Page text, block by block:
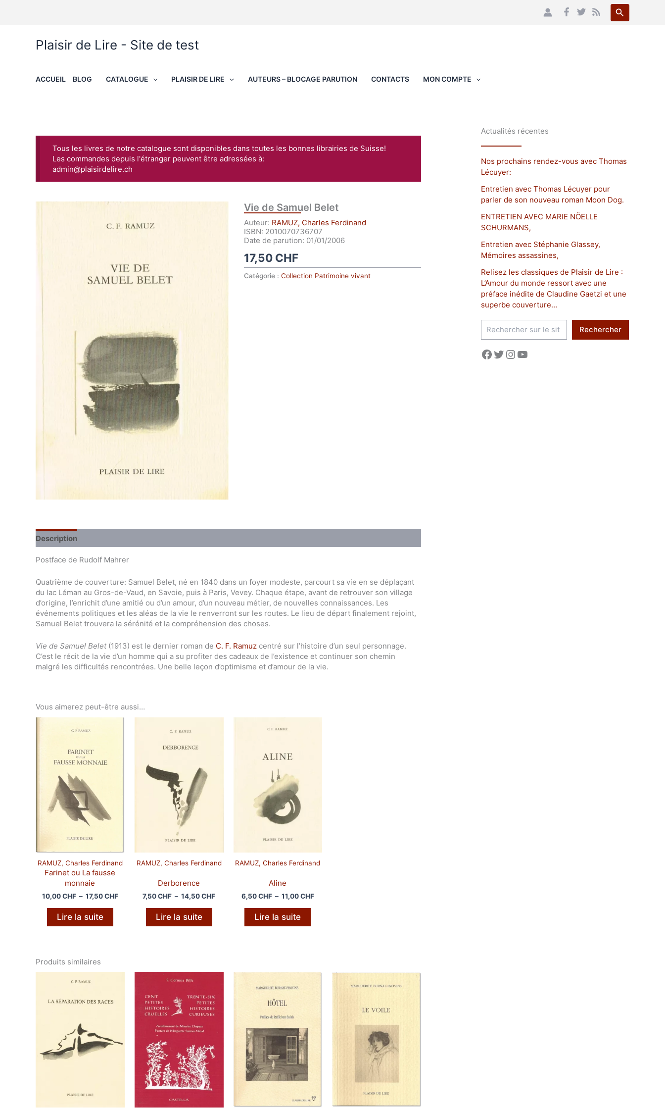
Plaisir de Lire - Site de test
ACCUEIL BLOG CATALOGUE PLAISIR DE LIRE AUTEURS – BLOCAGE PARUTION CONTACTS MON COMPTE
Tous les livres de notre catalogue sont disponibles dans toutes les bonnes librairies de Suisse!
Les commandes depuis l'étranger peuvent être adressées à:
admin@plaisirdelire.ch
Vie de Samuel Belet
Auteur: RAMUZ, Charles Ferdinand
ISBN: 2010070736707
Date de parution: 01/01/2006
17,50 CHF
Catégorie : Collection Patrimoine vivant
Description
Postface de Rudolf Mahrer
Quatrième de couverture: Samuel Belet, né en 1840 dans un foyer modeste, parcourt sa vie en se déplaçant
du lac Léman au Gros-de-Vaud, en Savoie, puis à Paris, Vevey. Chaque étape, avant de retrouver son village
d’origine, l’enrichit d’une amitié ou d’un amour, d’un nouveau métier, de nouvelles connaissances. Les
événements politiques et les aléas de la vie le renverront sur les routes. Le lieu de départ finalement rejoint,
Samuel Belet trouvera la sérénité et la compréhension des choses.
Vie de Samuel Belet(1913) est le dernier roman de C. F. Ramuz centré sur l’histoire d’un seul personnage.
C’est le récit de la vie d’un homme qui a su profiter des cadeaux de l’existence et continuer son chemin
malgré les difficultés rencontrées. Une belle leçon d’optimisme et d’amour de la vie.
Vous aimerez peut-être aussi…
RAMUZ, Charles Ferdinand
Farinet ou La fausse
monnaie
10,00CHF – 17,50CHFPlage
Lire la suite
RAMUZ, Charles Ferdinand
Derborence
7,50CHF – 14,50CHFPlage
Lire la suite
RAMUZ, Charles Ferdinand
Aline
6,50CHF – 11,00CHFPlage
Lire la suite
Produits similaires
Actualités récentes
Nos prochains rendez-vous avec Thomas
Lécuyer:
Entretien avec Thomas Lécuyer pour
parler de son nouveau roman Moon Dog.
ENTRETIEN AVEC MARIE NÖELLE
SCHURMANS,
Entretien avec Stéphanie Glassey,
Mémoires assassines,
Relisez les classiques de Plaisir de Lire :
L’Amour du monde ressort avec une
préface inédite de Claudine Gaetzi et une
superbe couverture…
h
Rechercher
Facebook Twitter Instagram YouTube